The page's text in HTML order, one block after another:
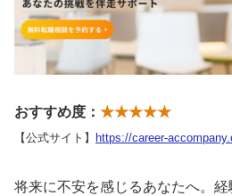
おすすめ度： ★★★★★
【公式サイト】 https://career-
将来に不安を感じるあなたへ。